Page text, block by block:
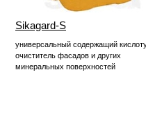
Sikagard-S
универсальный содержащий
очиститель фасадов и других
минеральных поверхностей